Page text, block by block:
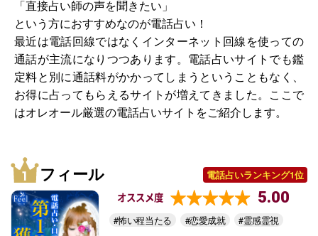
「直接占い師の声を聞きたい」
という方におすすめなのが電話占い！
最近は電話回線ではなくインターネット回線を使っての
通話が主流になりつつあります。電話占いサイトでも鑑
定料と別に通話料がかかってしまうということもなく、
お得に占ってもらえるサイトが増えてきました。ここで
はオレオール厳選の電話占いサイトをご紹介します。
フィール 電話占いランキング1位
オススメ度 5.00
#怖い程当たる #恋愛成就 #霊感霊視